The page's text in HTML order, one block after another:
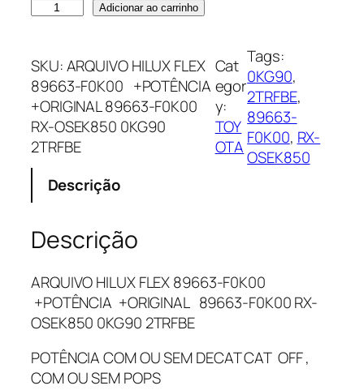
U
I
V
O
H
I
X
F
L
E
X
8
9
6
Adicionar ao carrinho
SKU:ARQUIVO HILUX FLEX
89663-F0K00 +POTÊNCIA
+ORIGINAL 89663-F0K00
RX-OSEK850 0KG90
2TRFBE
Cat
egor
y:
TOY
OTA
Tags:
0KG90
2TRFBE
89663-
F0K00, RX-
OSEK850
Descrição
Descrição
ARQUIVO HILUX FLEX 89663-F0K00
+POTÊNCIA +ORIGINAL 89663-F0K00 RX-
OSEK850 0KG90 2TRFBE
POTÊNCIA COM OU SEM DECAT CAT OFF ,
COM OU SEM POPS